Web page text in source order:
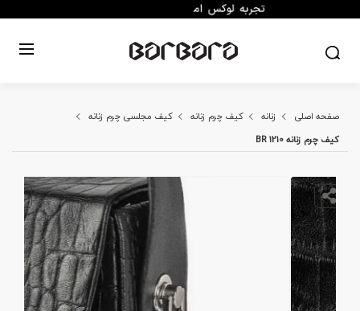
صفحه اصلی زنانه کیف چرم زنانه
کیف مجلسی چرم زنانه
کیف چرم زنانه BR 1210